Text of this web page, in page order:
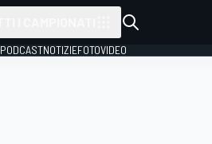
PODCASTNOTIZIEFOTOVIDEO